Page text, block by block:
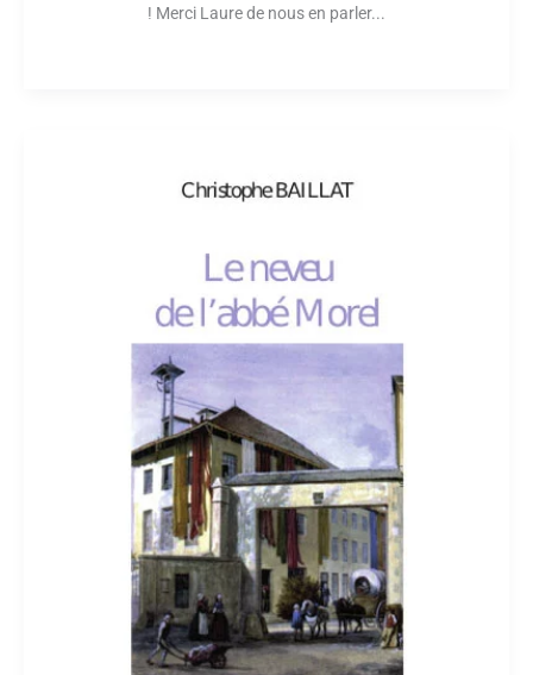
! Merci Laure de nous en parler...